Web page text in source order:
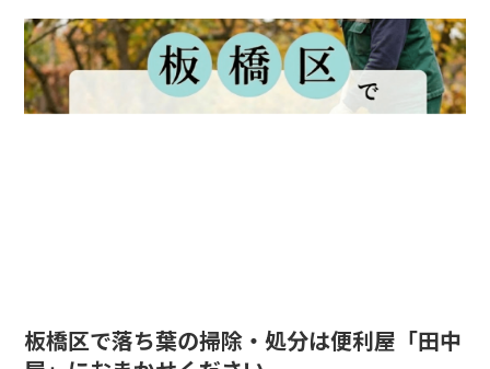
す。花壇を自力で片付けるのは、手間と労力がかかります。花
壇の植物や土の処...
板橋区で落ち葉の掃除・処分は便利屋「田中